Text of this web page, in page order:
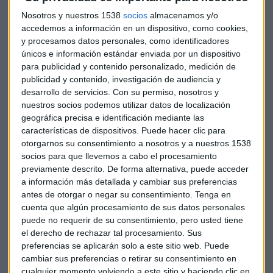
Nosotros y nuestros 1538 socios almacenamos y/o
accedemos a información en un dispositivo, como cookies,
y procesamos datos personales, como identificadores
únicos e información estándar enviada por un dispositivo
para publicidad y contenido personalizado, medición de
publicidad y contenido, investigación de audiencia y
desarrollo de servicios. Con su permiso, nosotros y
nuestros socios podemos utilizar datos de localización
geográfica precisa e identificación mediante las
características de dispositivos. Puede hacer clic para
otorgarnos su consentimiento a nosotros y a nuestros 1538
socios para que llevemos a cabo el procesamiento
previamente descrito. De forma alternativa, puede acceder
a información más detallada y cambiar sus preferencias
antes de otorgar o negar su consentimiento. Tenga en
cuenta que algún procesamiento de sus datos personales
puede no requerir de su consentimiento, pero usted tiene
el derecho de rechazar tal procesamiento. Sus
preferencias se aplicarán solo a este sitio web. Puede
cambiar sus preferencias o retirar su consentimiento en
las compañías que se enfocan en las telecomunicaciones,
así como el hardware y el software. A pesar de ello, no
aglutina las financieras o aquellas que se dediquen por
entero al mundo de las inversiones.
Por otra parte, hallamos el Nasdaq Composite. Para este
índice, hablamos de un grupo de acciones que están
listadas en dicha bolsa electrónica. Tecnología, financieras
o inversiones son algunas de las tipologías de empresas que
podemos hallar en él.
Por último, hablamos de Nasdaq de biotecnología, que en
esta ocasión engloba las farmacéuticas y empresas de
biotecnología que se hallen listadas en el Nasdaq
Composite que se citaba anteriormente. El requisito
indispensable es que las empresas que busquen formar
parte de este índice sean aquellas que coticen
exclusivamente en el interior del Nasdaq, además de que